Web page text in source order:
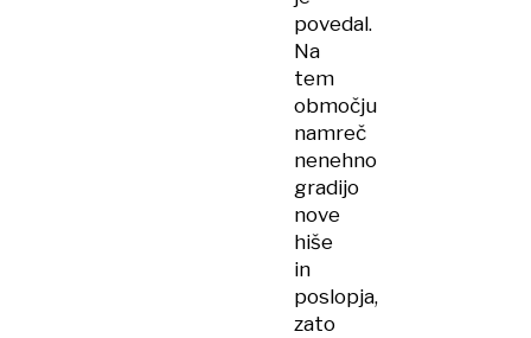
povedal.
Na
tem
območju
namreč
nenehno
gradijo
nove
hiše
in
poslopja,
zato